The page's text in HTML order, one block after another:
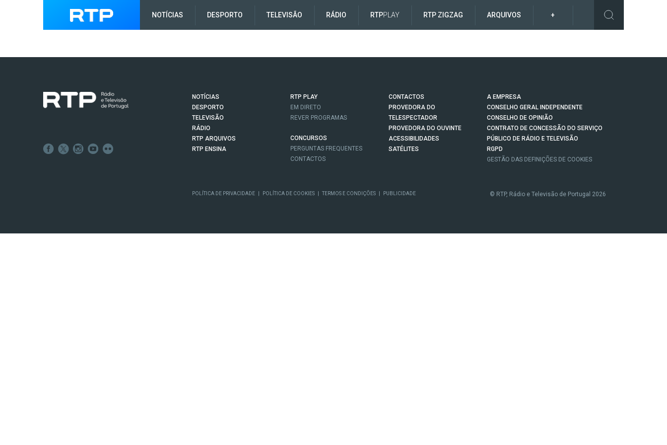
NOTÍCIAS DESPORTO TELEVISÃO RÁDIO RTPPLAY RTP ZIGZAG ARQUIVOS +
NOTÍCIAS
DESPORTO
TELEVISÃO
RÁDIO
RTP ARQUIVOS
RTP ENSINA
RTP PLAY
EM DIRETO
REVER PROGRAMAS
CONCURSOS
PERGUNTAS FREQUENTES
CONTACTOS
CONTACTOS
PROVEDORA DO
TELESPECTADOR
PROVEDORA DO OUVINTE
ACESSIBILIDADES
SATÉLITES
A EMPRESA
CONSELHO GERAL INDEPENDENTE
CONSELHO DE OPINIÃO
CONTRATO DE CONCESSÃO DO SERVIÇO
PÚBLICO DE RÁDIO E TELEVISÃO
RGPD
GESTÃO DAS DEFINIÇÕES DE COOKIES
POLÍTICA DE PRIVACIDADE POLÍTICA DE COOKIES TERMOS E CONDIÇÕES PUBLICIDADE © RTP, Rádio e Televisão de Portugal 2026